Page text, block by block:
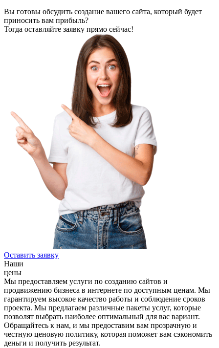
Вы готовы обсудить создание вашего сайта, который будет
приносить вам прибыль?
Тогда оставляйте заявку прямо сейчас!
Оставить заявку
Наши
цены
Мы предоставляем услуги по созданию сайтов и
продвижению бизнеса в интернете по доступным ценам. Мы
гарантируем высокое качество работы и соблюдение сроков
проекта. Мы предлагаем различные пакеты услуг, которые
позволят выбрать наиболее оптимальный для вас вариант.
Обращайтесь к нам, и мы предоставим вам прозрачную и
честную ценовую политику, которая поможет вам сэкономить
деньги и получить результат.